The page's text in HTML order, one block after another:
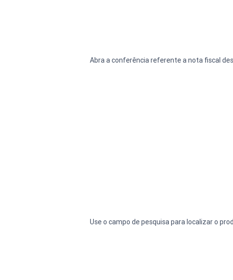
Abra a conferência referente a nota fiscal
Use o campo de pesquisa para localizar o